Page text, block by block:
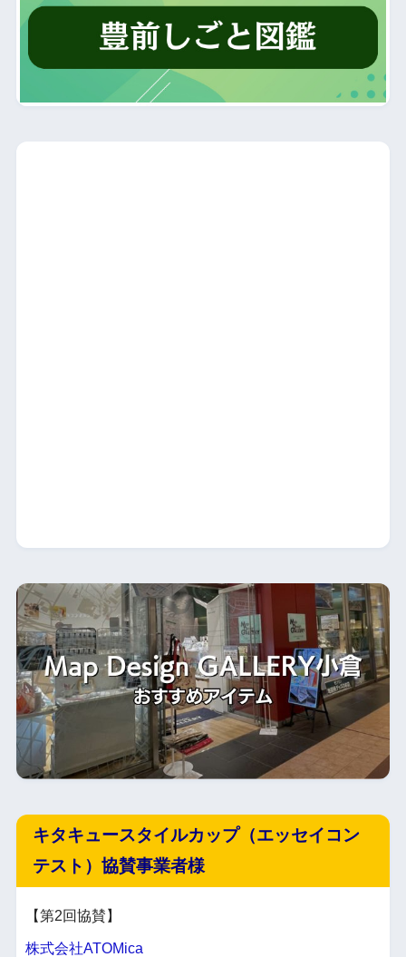
キタキュースタイルカップ（エッセイコン
テスト）協賛事業者様
【第2回協賛】
株式会社ATOMica